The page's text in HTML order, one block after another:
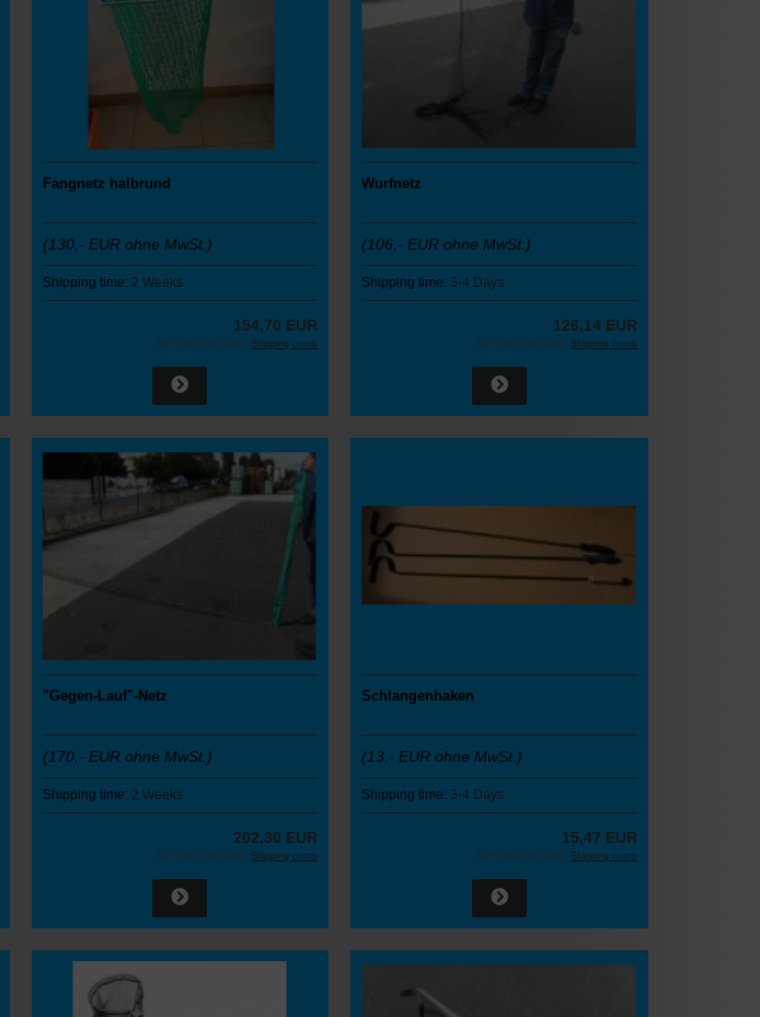
Fangnetz halbrund
(130,- EUR ohne MwSt.)
Shipping time: 2 Weeks
154,70 EUR
19 % VAT incl. excl. Shipping costs
Wurfnetz
(106,- EUR ohne MwSt.)
Shipping time: 3-4 Days
126,14 EUR
19 % VAT incl. excl. Shipping costs
"Gegen-Lauf"-Netz
(170,- EUR ohne MwSt.)
Shipping time: 2 Weeks
202,30 EUR
19 % VAT incl. excl. Shipping costs
Schlangenhaken
(13,- EUR ohne MwSt.)
Shipping time: 3-4 Days
15,47 EUR
19 % VAT incl. excl. Shipping costs